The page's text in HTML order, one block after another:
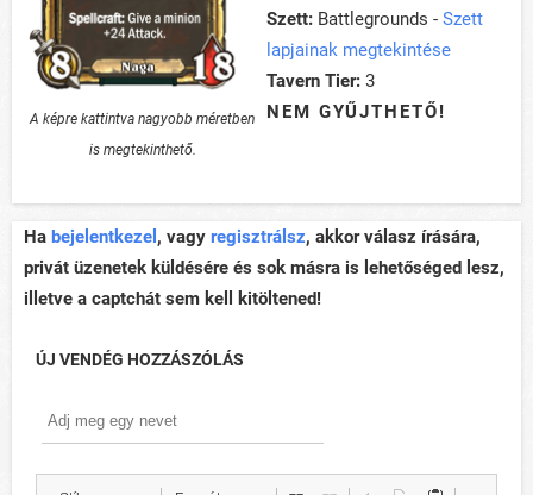
A képre kattintva nagyobb méretben
is megtekinthető.
Szett: Battlegrounds - Szett
lapjainak megtekintése
Tavern Tier: 3
NEM GYŰJTHETŐ!
Ha bejelentkezel , vagy regisztrálsz, akkor válasz írására,
privát üzenetek küldésére és sok másra is lehetőséged lesz,
illetve a captchát sem kell kitöltened!
ÚJ VENDÉG HOZZÁSZÓLÁS